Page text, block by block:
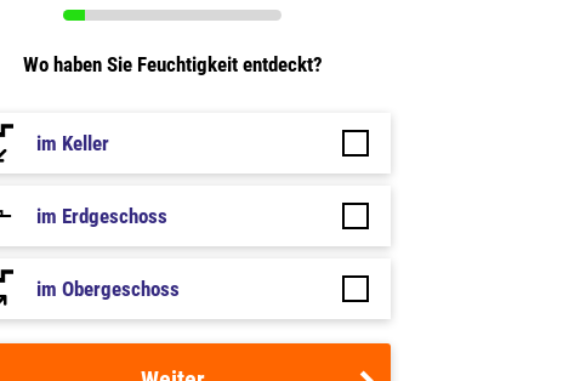
Wo haben Sie Feuchtigkeit entdeckt?
im Keller
im Erdgeschoss
im Obergeschoss